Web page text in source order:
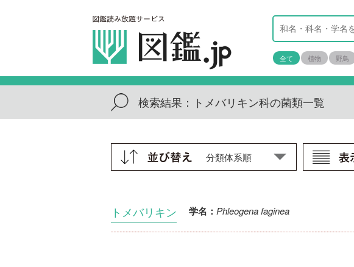
全て 植物 野鳥
検索結果： トメバリキン科の菌類一覧
トメバリキン 学名： Phleogena faginea